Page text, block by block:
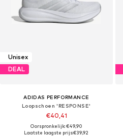
Unisex
DEAL
ADIDAS PERFORMANCE
Loopschoen 'RESPONSE'
€40,41
Oorspronkelijk: €49,90
Laatste laagste prijs:€39,92